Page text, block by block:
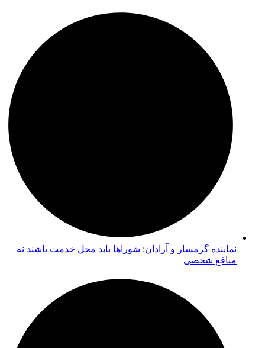
نماینده گرمسار و آرادان: شوراها باید محل خدمت باشند نه
منافع شخصی